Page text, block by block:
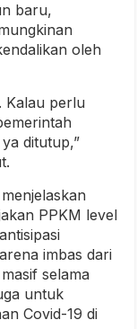
baru,
oleh
Kalau perlu
ditutup,”
PPKM level
imbas dari
selama
untuk
Covid-19 di